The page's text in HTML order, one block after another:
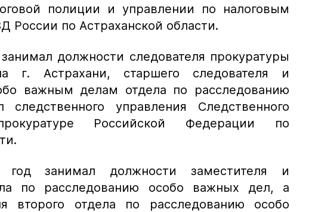
полиции и управлении по налоговым
России по Астраханской области.
должности следователя прокуратуры
г. Астрахани, старшего следователя и
важным делам отдела по расследованию
управления Следственного
Российской Федерации по
занимал должности заместителя и
по расследованию особо важных дел, а
второго отдела по расследованию особо